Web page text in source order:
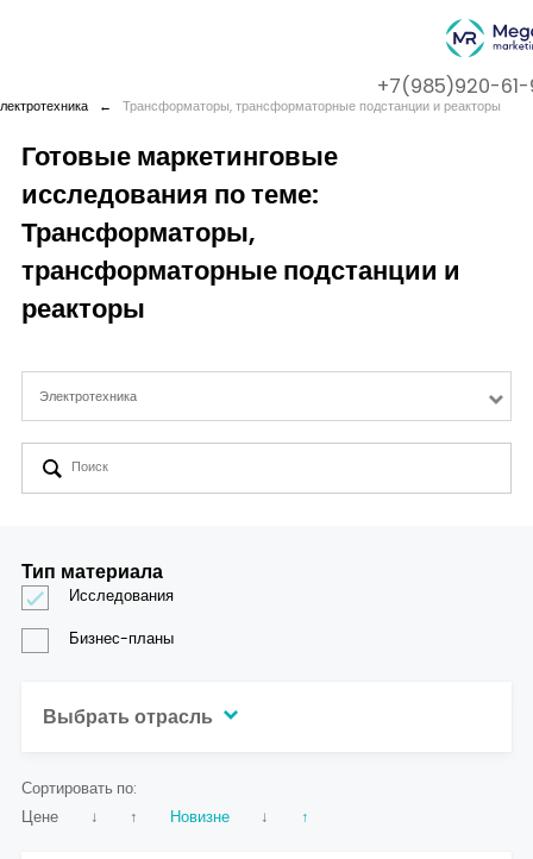
Company
Services
Contact us
+7(985)920-
← Трансформаторы, трансформаторные подстанции и реакторы
Готовые маркетинговые
исследования по теме:
Трансформаторы,
трансформаторные подстанции и
реакторы
Электротехника
Сортировать по:
Цене
↓ ↑ Новизне ↓ ↑
Тип материала
Исследования
Бизнес-планы
Выбрать отрасль